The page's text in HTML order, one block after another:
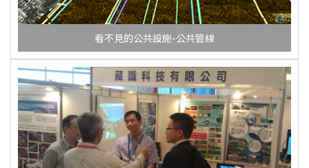
看不見的公共設施-公共管線